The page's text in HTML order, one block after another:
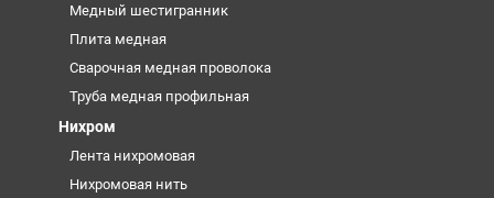
Медный шестигранник
Плита медная
Сварочная медная проволока
Труба медная профильная
Нихром
Лента нихромовая
Нихромовая нить